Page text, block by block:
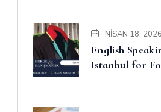
NISAN 18, 2026
English
Istanbul for
Disputes